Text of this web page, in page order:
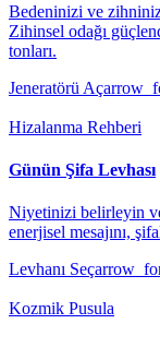
Bedeninizi ve
Zihinsel odağı
tonları.
Jeneratörü Aç
Hizalanma Rehberi
Günün Şifa Levhası
Niyetinizi belirleyin
enerjisel mesajını,
Levhanı Seç
Kozmik Pusula